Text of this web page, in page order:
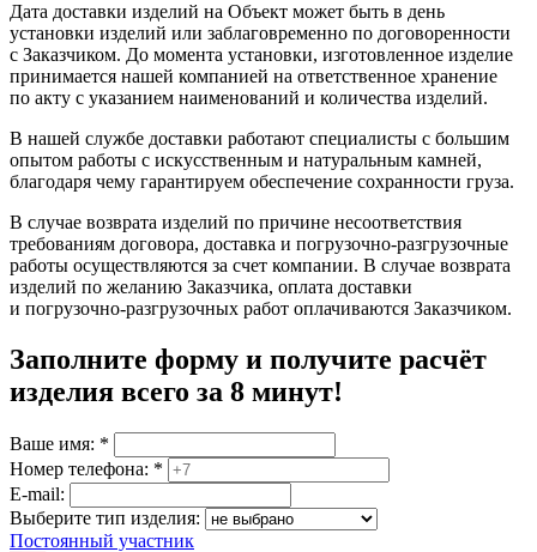
Дата доставки изделий на Объект может быть в день
установки изделий или заблаговременно по договоренности
с Заказчиком. До момента установки, изготовленное изделие
принимается нашей компанией на ответственное хранение
по акту с указанием наименований и количества изделий.
В нашей службе доставки работают специалисты с большим
опытом работы с искусственным и натуральным камней,
благодаря чему гарантируем обеспечение сохранности груза.
В случае возврата изделий по причине несоответствия
требованиям договора, доставка и погрузочно-разгрузочные
работы осуществляются за счет компании. В случае возврата
изделий по желанию Заказчика, оплата доставки
и погрузочно-разгрузочных работ оплачиваются Заказчиком.
Заполните форму и получите расчёт
изделия всего за 8 минут!
Ваше имя: *
Номер телефона: *
E-mail:
Выберите тип изделия:
Постоянный участник